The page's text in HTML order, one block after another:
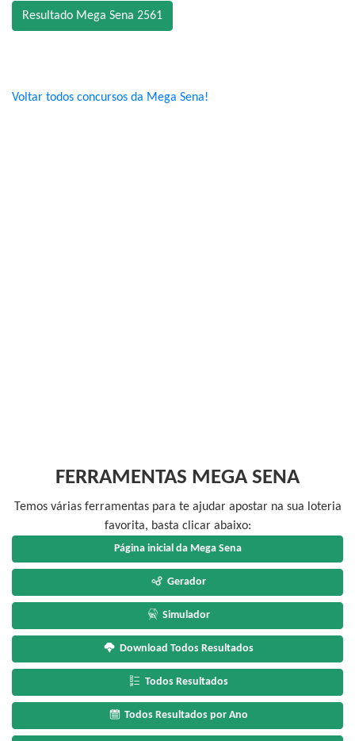
Resultado Mega Sena 2561
Voltar todos concursos da Mega Sena!
FERRAMENTAS MEGA SENA
Temos várias ferramentas para te ajudar apostar na sua loteria
favorita, basta clicar abaixo:
Página inicial da Mega Sena
Gerador
Simulador
Download Todos Resultados
Todos Resultados
Todos Resultados por Ano